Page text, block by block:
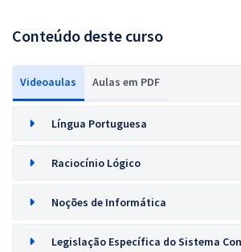
Conteúdo deste curso
Videoaulas Aulas em PDF
Língua Portuguesa
Raciocínio Lógico
Noções de Informática
Legislação Específica do Sistema